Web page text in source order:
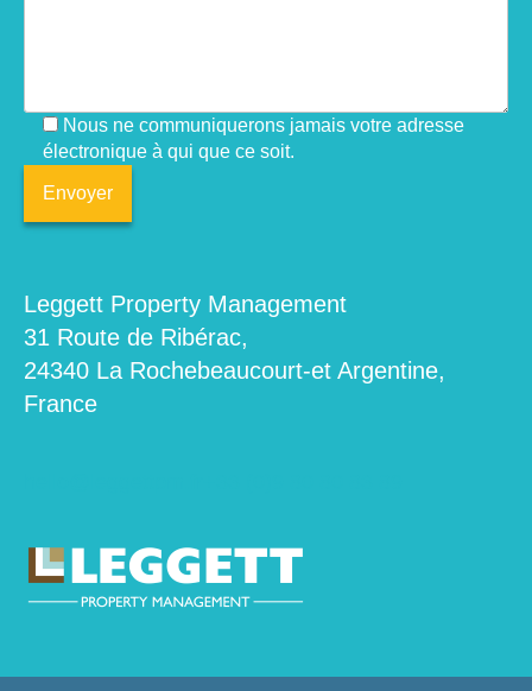
Nous ne communiquerons jamais votre adresse
électronique à qui que ce soit.
Leggett Property Management
31 Route de Ribérac,
24340 La Rochebeaucourt-et Argentine,
France